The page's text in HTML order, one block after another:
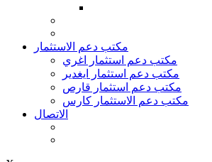
مكتب دعم الاستثمار
مكتب دعم استثمار اغري
مكتب دعم استثمار ايغدير
مكتب دعم استثمار قارص
مكتب دعم الاستثمار كارس
الاتصال